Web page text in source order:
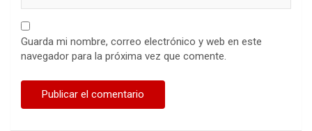
Guarda mi nombre, correo electrónico y web en este
navegador para la próxima vez que comente.